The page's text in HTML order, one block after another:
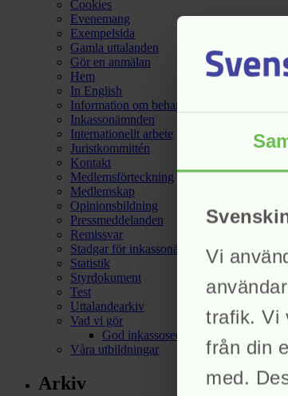
Vi
trafik. Vi
från din
med.
Cookies
Evenemang
Exempelsida
Gamla uttalanden
Gör en anmälan
Hem
In English
Information om behandling av
Inkassonämnden
Internationellt arbete
Juristkommittén
Kontakt
Medlemsförteckning
Medlemskap
Opinionsbildning
Pressmeddelanden
Remissvar
Stadgar för inkassonämnden
Statistik
Styrdokument
Test
Uttalandearkiv
Vad vi gör
God inkassosed
Våra utbildningar
Arkiv